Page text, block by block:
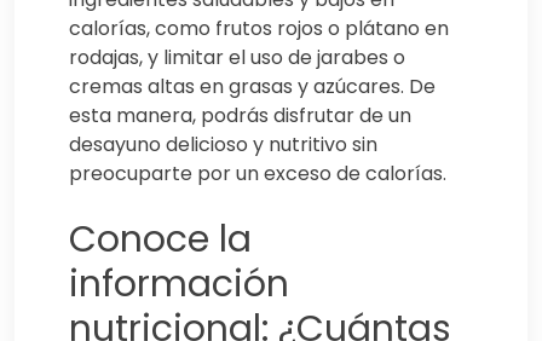
calorías, como frutos rojos o plátano en
rodajas, y limitar el uso de jarabes o
cremas altas en grasas y azúcares. De
esta manera, podrás disfrutar de un
desayuno delicioso y nutritivo sin
preocuparte por un exceso de calorías.
Conoce la
información
nutricional: ¿Cuántas